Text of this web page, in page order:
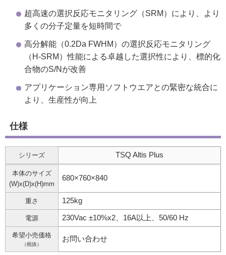
超高速の選択反応モニタリング（SRM）により、より
多くの分子定量を短時間で
高分解能（0.2Da FWHM）の選択反応モニタリング
（H-SRM）性能による卓越した選択性により、標的化
合物のS/Nが改善
アプリケーション専用ソフトウエアとの緊密な統合に
より、生産性が向上
仕様
シリーズ TSQ Altis Plus
本体のサイズ
(W)x(D)x(H)mm
680×760×840
重さ 125kg
電源 230Vac ±10%x2、16A以上、50/60 Hz
希望小売価格
（税抜）
お問い合わせ